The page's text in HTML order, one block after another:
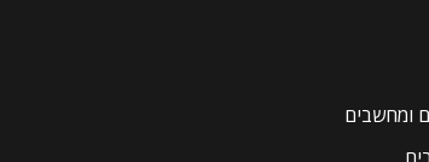
ומחשבים